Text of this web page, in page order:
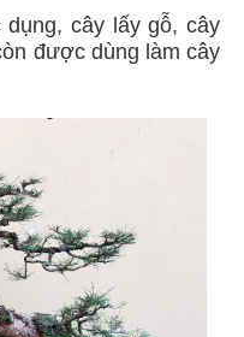
cây lấy gỗ, cây
được dùng làm cây